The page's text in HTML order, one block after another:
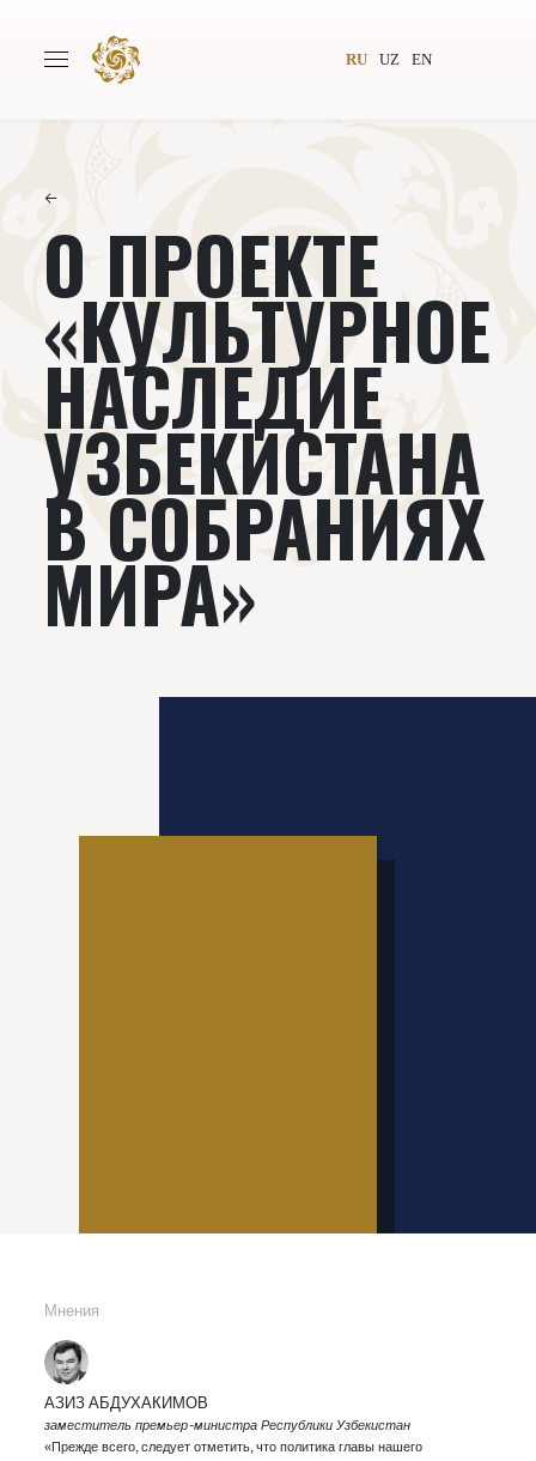
RU UZ EN
Всемирное общество
Издательство Новости
Подкасты
Книги Видеолекторий
←
О ПРОЕКТЕ
«КУЛЬТУРНОЕ
НАСЛЕДИЕ
УЗБЕКИСТАНА
В СОБРАНИЯХ
МИРА»
Мнения
АЗИЗ АБДУХАКИМОВ
заместитель премьер-министра Республики Узбекистан
«Прежде всего, следует отметить, что политика главы нашего